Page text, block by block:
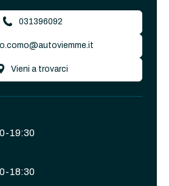
031396092
Vieni a trovarci
19:30
18:30